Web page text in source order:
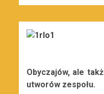
Obyczajów, ale
utworów zespołu.